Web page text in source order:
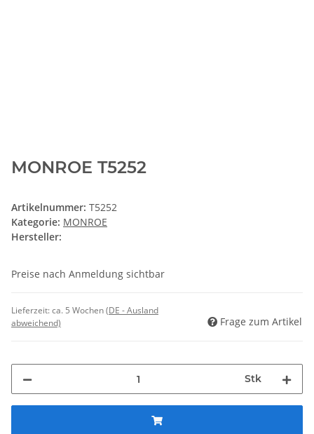
MONROE T5252
Artikelnummer: T5252
Kategorie: MONROE
Hersteller:
Preise nach Anmeldung sichtbar
Lieferzeit:ca. 5 Wochen(DE - Ausland
abweichend)
Frage zum Artikel
Stk